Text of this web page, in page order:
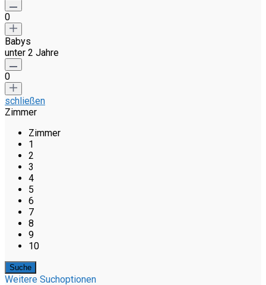
0
Babys
unter 2 Jahre
0
schließen
Zimmer
Zimmer
1
2
3
4
5
6
7
8
9
10
Weitere Suchoptionen